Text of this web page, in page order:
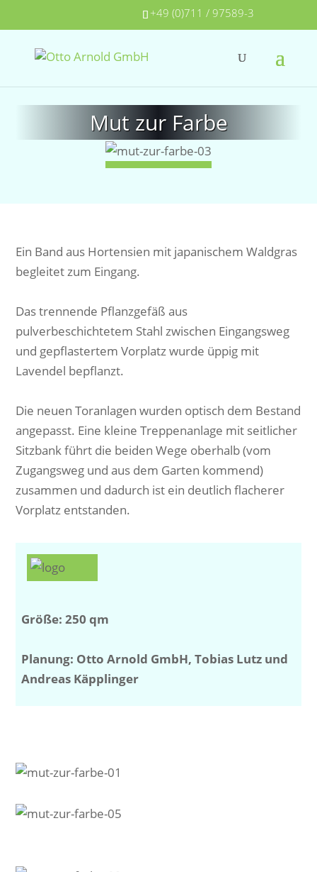
+49 (0)711 / 97589-3
Mut zur Farbe
Ein Band aus Hortensien mit japanischem Waldgras
begleitet zum Eingang.
Das trennende Pflanzgefäß aus
pulverbeschichtetem Stahl zwischen Eingangsweg
und gepflastertem Vorplatz wurde üppig mit
Lavendel bepflanzt.
Die neuen Toranlagen wurden optisch dem Bestand
angepasst. Eine kleine Treppenanlage mit seitlicher
Sitzbank führt die beiden Wege oberhalb (vom
Zugangsweg und aus dem Garten kommend)
zusammen und dadurch ist ein deutlich flacherer
Vorplatz entstanden.
Größe: 250 qm
Planung: Otto Arnold GmbH, Tobias Lutz und
Andreas Käpplinger